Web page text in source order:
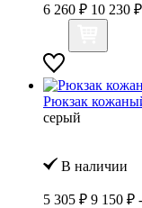
6 260 ₽ 10 230 ₽
Рюкзак
серый
В наличии
5 305 ₽ 9 150 ₽